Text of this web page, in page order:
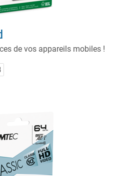
de vos appareils mobiles !